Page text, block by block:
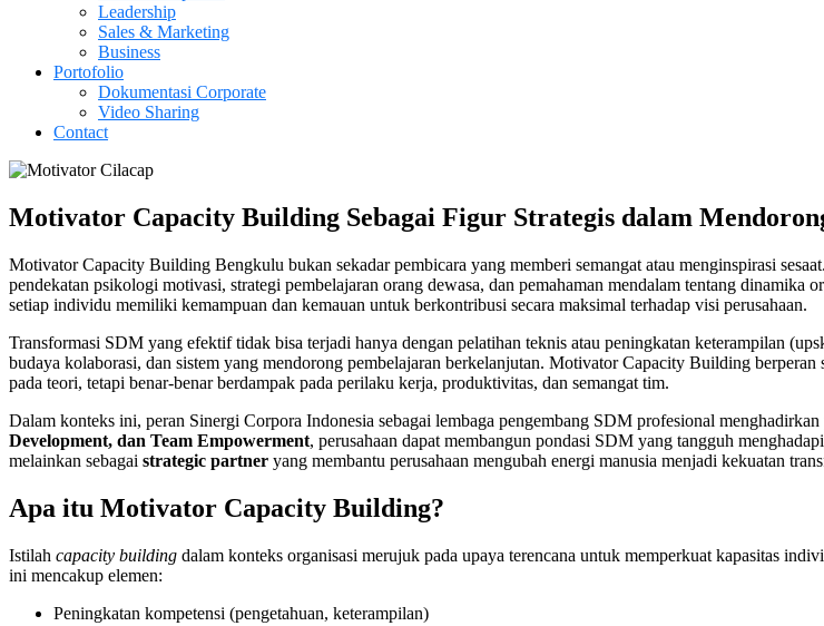
Leadership
Sales & Marketing
Business
Portofolio
Dokumentasi Corporate
Video Sharing
Contact
Motivator Capacity Building Sebagai Figur Strategis dalam
Motivator Capacity Building Bengkulu bukan sekadar pembicara yang memberi semangat atau menginspirasi
pendekatan psikologi motivasi, strategi pembelajaran orang dewasa, dan pemahaman mendalam tentang dinamika
setiap individu memiliki kemampuan dan kemauan untuk berkontribusi secara maksimal terhadap visi perusahaan.
Transformasi SDM yang efektif tidak bisa terjadi hanya dengan pelatihan teknis atau peningkatan keterampilan
budaya kolaborasi, dan sistem yang mendorong pembelajaran berkelanjutan. Motivator Capacity Building berperan
pada teori, tetapi benar-benar berdampak pada perilaku kerja, produktivitas, dan semangat tim.
Dalam konteks ini, peran Sinergi Corpora Indonesia sebagai lembaga pengembang SDM profesional
Development, dan Team Empowerment, perusahaan dapat membangun pondasi SDM yang tangguh
melainkan sebagai strategic partner yang membantu perusahaan mengubah energi manusia menjadi kekuatan
Apa itu Motivator Capacity Building?
Istilah capacity building dalam konteks organisasi merujuk pada upaya terencana untuk memperkuat kapasitas
ini mencakup elemen:
Peningkatan kompetensi (pengetahuan, keterampilan)